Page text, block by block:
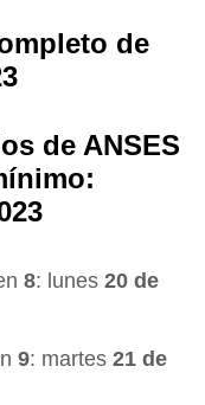
de
de ANSES
8: lunes 20 de
9: martes 21 de